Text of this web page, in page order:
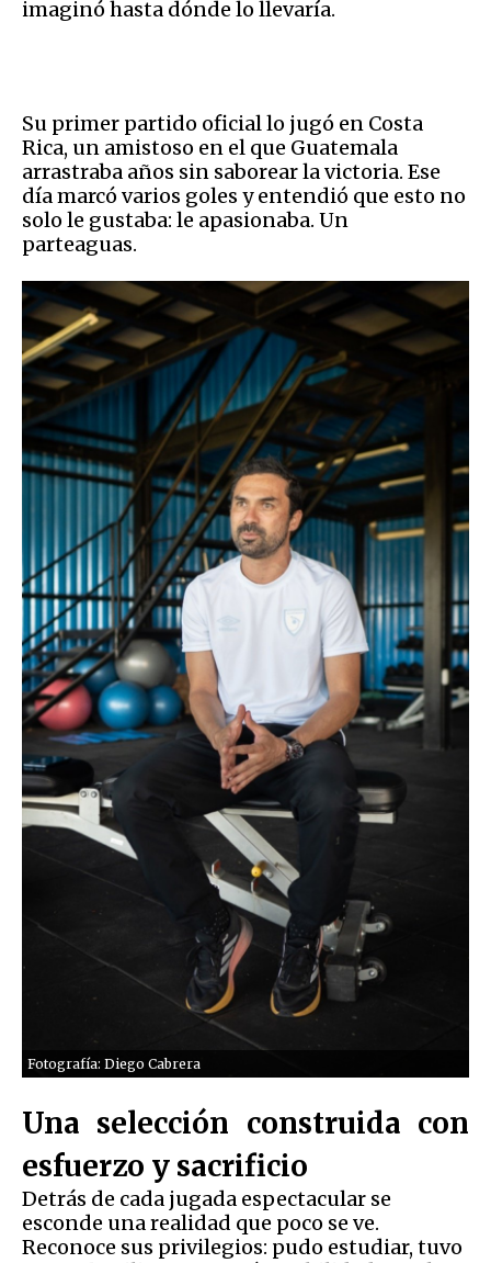
imaginó hasta dónde lo llevaría.
Su primer partido oficial lo jugó en Costa
Rica, un amistoso en el que Guatemala
arrastraba años sin saborear la victoria. Ese
día marcó varios goles y entendió que esto no
solo le gustaba: le apasionaba. Un
parteaguas.
Fotografía: Diego Cabrera
Una selección construida con
esfuerzo y sacrificio
Detrás de cada jugada espectacular se
esconde una realidad que poco se ve.
Reconoce sus privilegios: pudo estudiar, tuvo